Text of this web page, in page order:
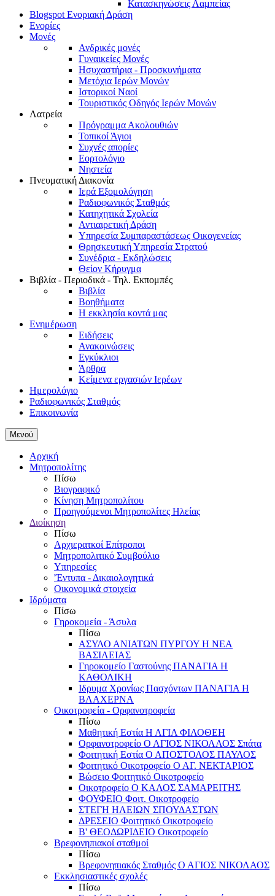
Κατασκηνώσεις Λαμπείας
Blogspot Ενοριακή Δράση
Ενορίες
Μονές
Ανδρικές μονές
Γυναικείες Μονές
Ησυχαστήρια - Προσκυνήματα
Μετόχια Ιερών Μονών
Ιστορικοί Ναοί
Τουριστικός Οδηγός Ιερών Μονών
Λατρεία
Πρόγραμμα Ακολουθιών
Τοπικοί Άγιοι
Συχνές απορίες
Εορτολόγιο
Νηστεία
Πνευματική Διακονία
Ιερά Εξομολόγηση
Ραδιοφωνικός Σταθμός
Κατηχητικά Σχολεία
Αντιαιρετική Δράση
Υπηρεσία Συμπαραστάσεως Οικογενείας
Θρησκευτική Υπηρεσία Στρατού
Συνέδρια - Εκδηλώσεις
Θείον Κήρυγμα
Βιβλία - Περιοδικά - Τηλ. Εκπομπές
Βιβλία
Βοηθήματα
Η εκκλησία κοντά μας
Ενημέρωση
Ειδήσεις
Ανακοινώσεις
Εγκύκλιοι
Άρθρα
Κείμενα εργασιών Ιερέων
Ημερολόγιο
Ραδιοφωνικός Σταθμός
Επικοινωνία
Μενού
Αρχική
Μητροπολίτης
Πίσω
Βιογραφικό
Κίνηση Μητροπολίτου
Προηγούμενοι Μητροπολίτες Ηλείας
Διοίκηση
Πίσω
Αρχιερατκοί Επίτροποι
Μητροπολιτικό Συμβούλιο
Υπηρεσίες
'Έντυπα - Δικαιολογητικά
Οικονομικά στοιχεία
Ιδρύματα
Πίσω
Γηροκομεία - Άσυλα
Πίσω
ΑΣΥΛΟ ΑΝΙΑΤΩΝ ΠΥΡΓΟΥ Η ΝΕΑ
ΒΑΣΙΛΕΙΑΣ
Γηροκομείο Γαστούνης ΠΑΝΑΓΙΑ Η
ΚΑΘΟΛΙΚΗ
Ιδρυμα Χρονίως Πασχόντων ΠΑΝΑΓΙΑ Η
ΒΛΑΧΕΡΝΑ
Οικοτροφεία - Ορφανοτροφεία
Πίσω
Μαθητική Εστία Η ΑΓΙΑ ΦΙΛΟΘΕΗ
Ορφανοτροφείο Ο ΑΓΙΟΣ ΝΙΚΟΛΑΟΣ Σπάτα
Φοιτητική Εστία Ο ΑΠΟΣΤΟΛΟΣ ΠΑΥΛΟΣ
Φοιτητικό Οικοτροφείο Ο ΑΓ. ΝΕΚΤΑΡΙΟΣ
Βώσειο Φοιτητικό Οικοτροφείο
Οικοτροφείο Ο ΚΑΛΟΣ ΣΑΜΑΡΕΙΤΗΣ
ΦΟΥΦΕΙΟ Φοιτ. Οικοτροφείο
ΣΤΕΓΗ ΗΛΕΙΩΝ ΣΠΟΥΔΑΣΤΩΝ
ΔΡΕΣΕΙΟ Φοιτητικό Οικοτροφείο
Β' ΘΕΟΔΩΡΙΔΕΙΟ Οικοτροφείο
Βρεφονηπιακοί σταθμοί
Πίσω
Βρεφονηπιακός Σταθμός Ο ΑΓΙΟΣ ΝΙΚΟΛΑΟΣ
Εκκλησιαστικές σχολές
Πίσω